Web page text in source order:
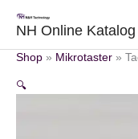
Inhalt
springen
NH Online Katalog
Shop » Mikrotaster »
🔍